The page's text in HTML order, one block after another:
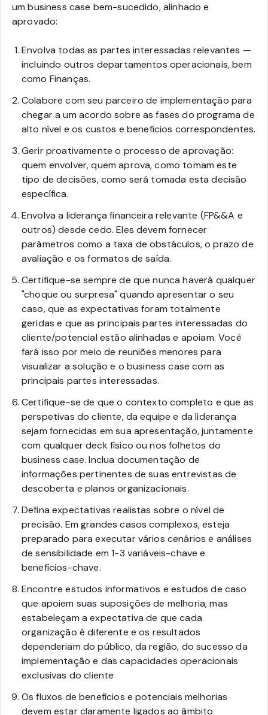
um business case bem-sucedido, alinhado e
aprovado:
Envolva todas as partes interessadas relevantes —
incluindo outros departamentos operacionais, bem
como Finanças.
Colabore com seu parceiro de implementação para
chegar a um acordo sobre as fases do programa de
alto nível e os custos e benefícios correspondentes.
Gerir proativamente o processo de aprovação:
quem envolver, quem aprova, como tomam este
tipo de decisões, como será tomada esta decisão
específica.
Envolva a liderança financeira relevante (FP&&A e
outros) desde cedo. Eles devem fornecer
parâmetros como a taxa de obstáculos, o prazo de
avaliação e os formatos de saída.
Certifique-se sempre de que nunca haverá qualquer
"choque ou surpresa" quando apresentar o seu
caso, que as expectativas foram totalmente
geridas e que as principais partes interessadas do
cliente/potencial estão alinhadas e apoiam. Você
fará isso por meio de reuniões menores para
visualizar a solução e o business case com as
principais partes interessadas.
Certifique-se de que o contexto completo e que as
perspetivas do cliente, da equipe e da liderança
sejam fornecidas em sua apresentação, juntamente
com qualquer deck físico ou nos folhetos do
business case. Inclua documentação de
informações pertinentes de suas entrevistas de
descoberta e planos organizacionais.
Defina expectativas realistas sobre o nível de
precisão. Em grandes casos complexos, esteja
preparado para executar vários cenários e análises
de sensibilidade em 1-3 variáveis-chave e
benefícios-chave.
Encontre estudos informativos e estudos de caso
que apoiem suas suposições de melhoria, mas
estabeleçam a expectativa de que cada
organização é diferente e os resultados
dependeriam do público, da região, do sucesso da
implementação e das capacidades operacionais
exclusivas do cliente
Os fluxos de benefícios e potenciais melhorias
devem estar claramente ligados ao âmbito